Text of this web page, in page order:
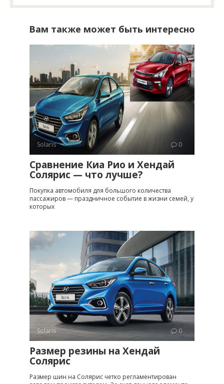
Вам также может быть интересно
Solaris 0
Сравнение Киа Рио и Хендай
Солярис — что лучше?
Покупка автомобиля для большого количества
пассажиров — праздничное событие в жизни семей, у
которых
Solaris 0
Размер резины на Хендай
Солярис
Размер шин на Солярис четко регламентирован